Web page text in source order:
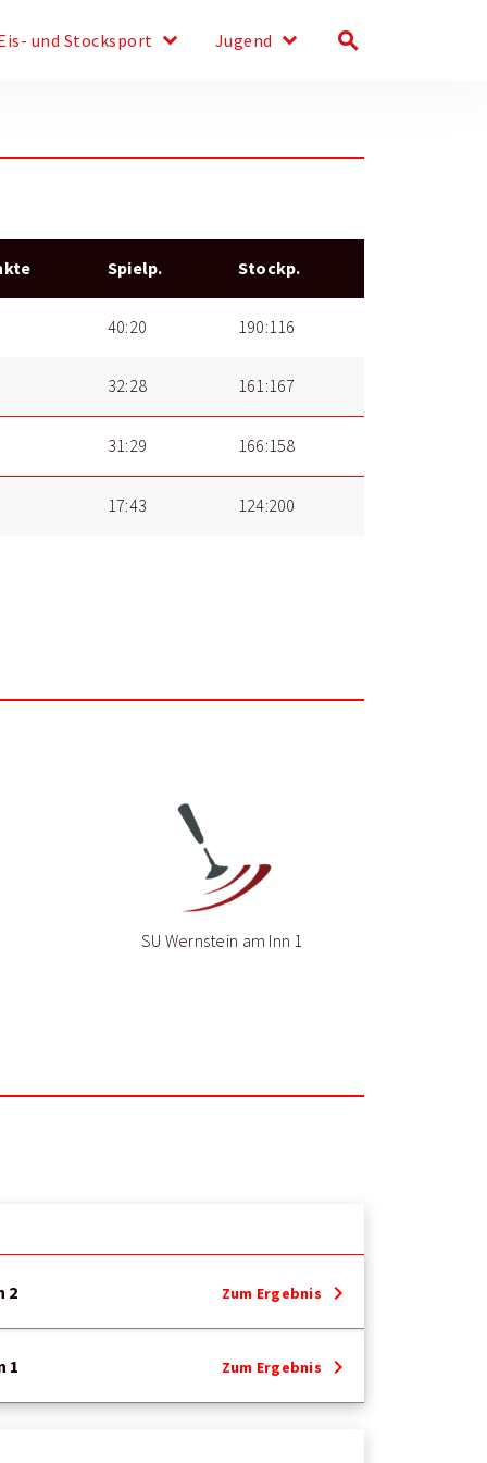
und Stocksport keyboard_arrow_down Jugend keyboard_arrow_down search
Spielp. Stockp.
40:20 190:116
32:28 161:167
31:29 166:158
17:43 124:200
SU Wernstein am Inn 1
2 Zum Ergebnis chevron_right
1 Zum Ergebnis chevron_right